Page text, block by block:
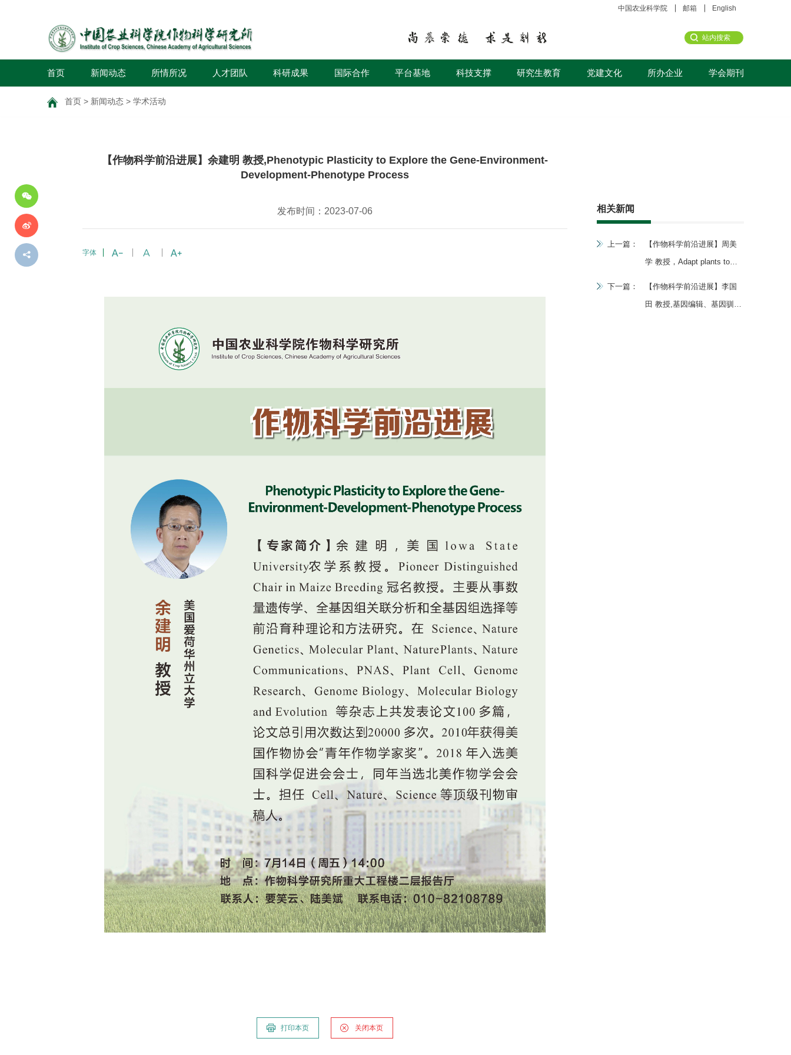
中国农业科学院 邮箱 English
首页 新闻动态 所情所况 人才团队 科研成果 国际合作 平台基地 科技支撑 研究生教育 党建文化 所办企业 学会期刊
首页 > 新闻动态 > 学术活动
【作物科学前沿进展】余建明 教授,Phenotypic Plasticity to Explore the Gene-Environment-
Development-Phenotype Process
发布时间：2023-07-06
字体
打印本页 关闭本页
相关新闻
上一篇：
【作物科学前沿进展】周美
学 教授，Adapt plants to
下一篇：
【作物科学前沿进展】李国
田 教授,基因编辑、基因驯化